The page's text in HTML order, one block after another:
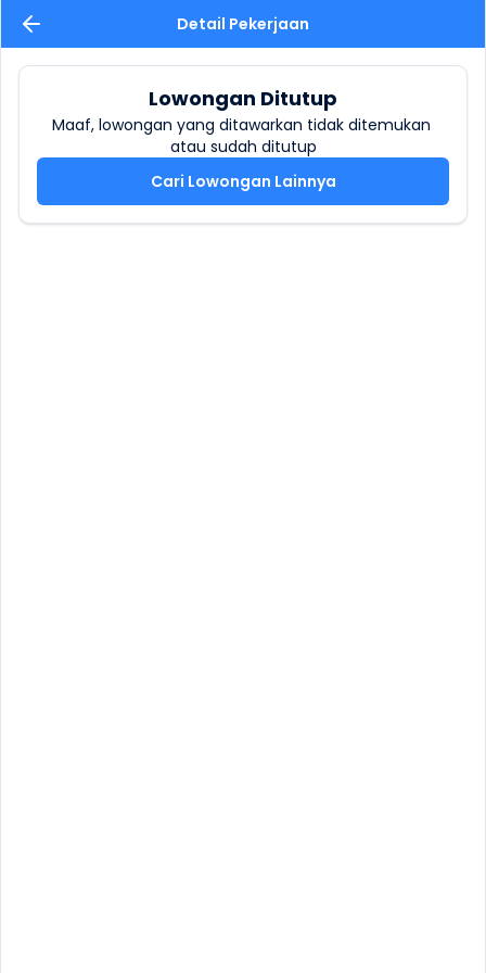
Detail Pekerjaan
Lowongan Ditutup
Maaf, lowongan yang ditawarkan tidak ditemukan
atau sudah ditutup
Cari Lowongan Lainnya